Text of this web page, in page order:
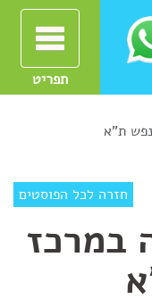
תפריט
ת"א
חזרה לכל הפוסטים
במרכז